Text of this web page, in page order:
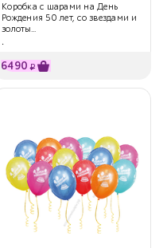
Коробка с шарами на День
Рождения 50 лет, со звездами и
золоты...
.
6490 ₽